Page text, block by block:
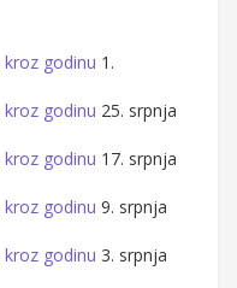
godinu 1.
godinu 25. srpnja
godinu 17. srpnja
godinu 9. srpnja
godinu 3. srpnja